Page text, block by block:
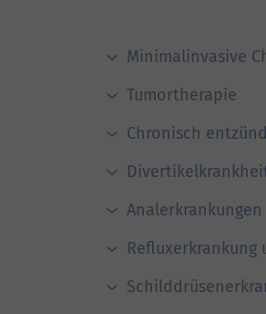
Minimalinvasive
Tumortherapie
Chronisch
Analerkrankungen